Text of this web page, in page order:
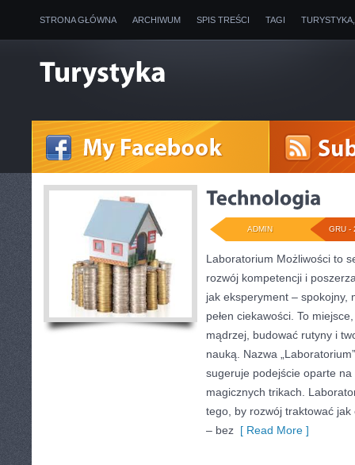
STRONA GŁÓWNA ARCHIWUM SPIS TREŚCI TAGI
GRU -
ADMIN
Laboratorium Możliwości to
rozwój kompetencji i
jak eksperyment – spokojny,
pełen ciekawości. To
mądrzej, budować rutyny i
nauką. Nazwa
sugeruje podejście oparte
magicznych trikach.
tego, by rozwój traktować
– bez [ Read More ]